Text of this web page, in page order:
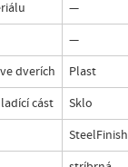
—
—
dverích Plast
cást Sklo
SteelFinish